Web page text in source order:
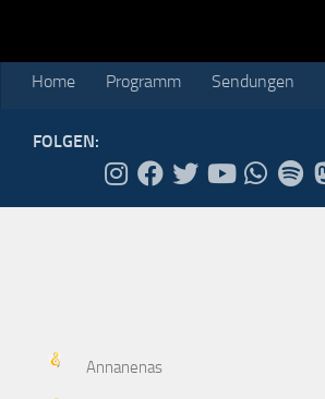
Home Programm Sendungen
FOLGEN:
Annanenas